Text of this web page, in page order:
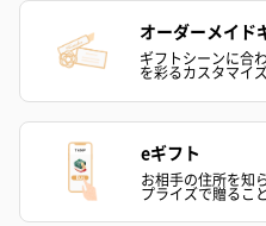
オーダーメイド
ギフトシーンに合
を彩るカスタマイ
eギフト
お相手の住所を知
プライズで贈るこ